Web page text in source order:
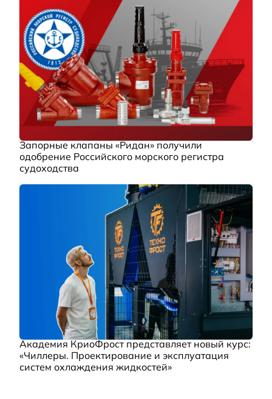
Запорные клапаны «Ридан» получили
одобрение Российского морского регистра
судоходства
Академия КриоФрост представляет новый курс:
«Чиллеры. Проектирование и эксплуатация
систем охлаждения жидкостей»